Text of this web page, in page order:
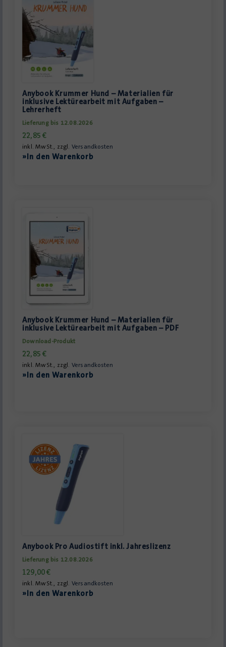
Anybook Krummer Hund – Materialien für
inklusive Lektürearbeit mit Aufgaben –
Lehrerheft
Lieferung bis 12.08.2026
22,85€
inkl. MwSt., zzgl. Versandkosten
»In den Warenkorb
Anybook Krummer Hund – Materialien für
inklusive Lektürearbeit mit Aufgaben – PDF
Download-Produkt
22,85€
inkl. MwSt., zzgl. Versandkosten
»In den Warenkorb
Anybook Pro Audiostift inkl. Jahreslizenz
Lieferung bis 12.08.2026
129,00€
inkl. MwSt., zzgl. Versandkosten
»In den Warenkorb